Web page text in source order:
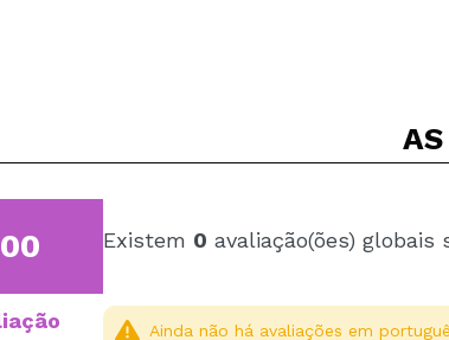
Existem 0 avaliação(ões)
Ainda não há avaliações em